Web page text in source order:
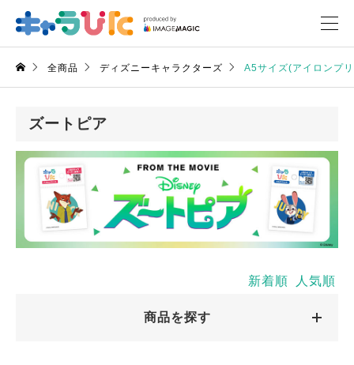
全商品 ディズニーキャラクターズ A5サイズ(アイロンプ
ズートピア
新着順 人気順
商品を探す